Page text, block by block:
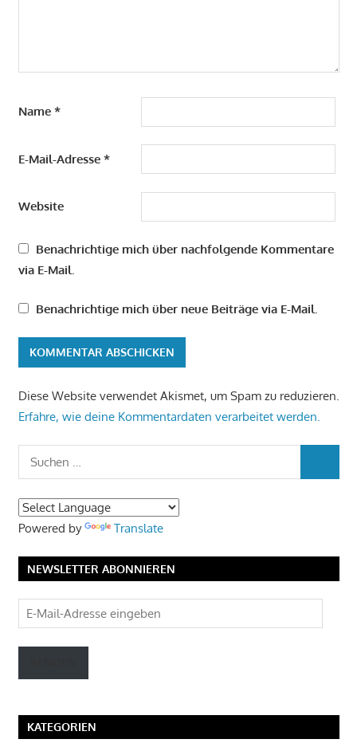
Name *
E-Mail-Adresse *
Website
Benachrichtige mich über nachfolgende Kommentare
via E-Mail.
Benachrichtige mich über neue Beiträge via E-Mail.
Diese Website verwendet Akismet, um Spam zu reduzieren.
Erfahre, wie deine Kommentardaten verarbeitet werden.
Suchen
nach:
Powered by Translate
NEWSLETTER ABONNIEREN
E-
Mail-
Adresse
KATEGORIEN